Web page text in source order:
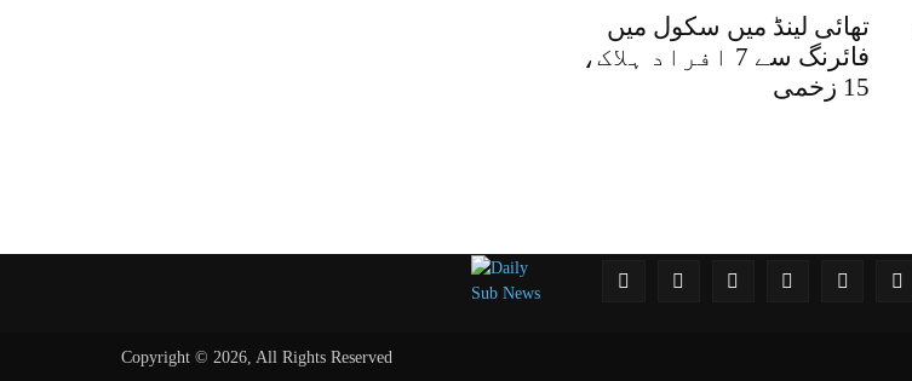
تھائی لینڈ میں سکول میں
فائرنگ سے 7 افراد ہلاک،
15 زخمی
Copyright © 2026, All Rights Reserved